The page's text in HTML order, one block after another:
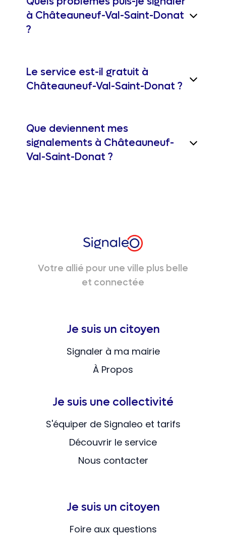
à Châteauneuf-Val-Saint-Donat
?
Le service est-il gratuit à
Châteauneuf-Val-Saint-Donat ?
Que deviennent mes
signalements à Châteauneuf-
Val-Saint-Donat ?
Votre allié pour une ville plus belle
et connectée
Je suis un citoyen
Signaler à ma mairie
À Propos
Je suis une collectivité
S'équiper de Signaleo et tarifs
Découvrir le service
Nous contacter
Je suis un citoyen
Foire aux questions